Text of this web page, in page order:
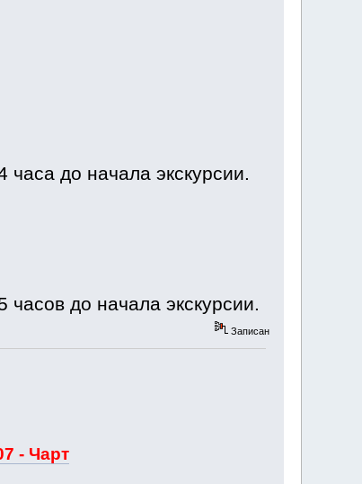
до начала экскурсии.
до начала экскурсии.
Записан
- Чарт